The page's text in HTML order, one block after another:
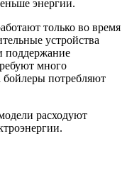
энергии.
только во время
устройства
поддержание
много
бойлеры потребляют
расходуют